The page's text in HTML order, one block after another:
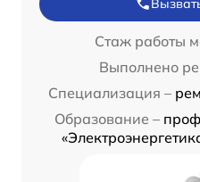
Стаж работы
Выполнено
Специализация –
Образование –